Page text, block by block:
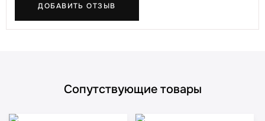
ДОБАВИТЬ ОТЗЫВ
Сопутствующие товары